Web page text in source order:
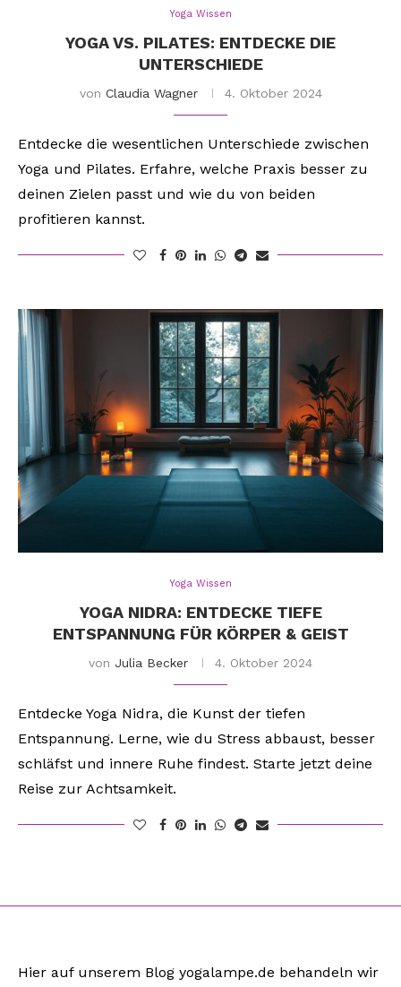
Yoga Wissen
YOGA VS. PILATES: ENTDECKE DIE
UNTERSCHIEDE
von Claudia Wagner 4. Oktober 2024
Entdecke die wesentlichen Unterschiede zwischen
Yoga und Pilates. Erfahre, welche Praxis besser zu
deinen Zielen passt und wie du von beiden
profitieren kannst.
Yoga Wissen
YOGA NIDRA: ENTDECKE TIEFE
ENTSPANNUNG FÜR KÖRPER & GEIST
von Julia Becker 4. Oktober 2024
Entdecke Yoga Nidra, die Kunst der tiefen
Entspannung. Lerne, wie du Stress abbaust, besser
schläfst und innere Ruhe findest. Starte jetzt deine
Reise zur Achtsamkeit.
Hier auf unserem Blog yogalampe.de behandeln wir